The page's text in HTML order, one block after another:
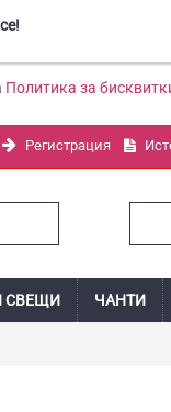
Политика за
Регистрация
СВЕЩИ ЧАНТИ